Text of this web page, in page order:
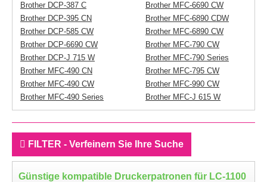
Brother DCP-387 C
Brother DCP-395 CN
Brother DCP-585 CW
Brother DCP-6690 CW
Brother DCP-J 715 W
Brother MFC-490 CN
Brother MFC-490 CW
Brother MFC-490 Series
Brother MFC-6690 CW
Brother MFC-6890 CDW
Brother MFC-6890 CW
Brother MFC-790 CW
Brother MFC-790 Series
Brother MFC-795 CW
Brother MFC-990 CW
Brother MFC-J 615 W
FILTER - Verfeinern Sie Ihre Suche
Günstige kompatible Druckerpatronen für LC-1100